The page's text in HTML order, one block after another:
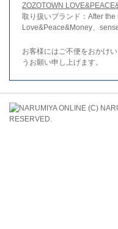
ZOZOTOWN
取り扱いブランド：After the
Love&Peace&Money、
お客様にはご不便をおかけ
うお願い申し上げます。